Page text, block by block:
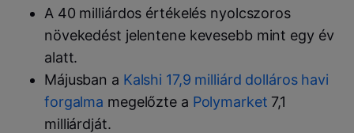
A 40 milliárdos értékelés nyolcszoros
növekedést jelentene kevesebb mint egy év
alatt.
Májusban a Kalshi 17,9 milliárd dolláros havi
forgalma megelőzte a Polymarket 7,1
milliárdját.